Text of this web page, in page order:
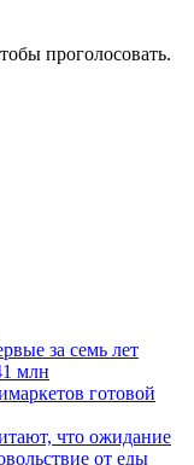
проголосовать.
за семь лет
млн
готовой
что ожидание
от еды